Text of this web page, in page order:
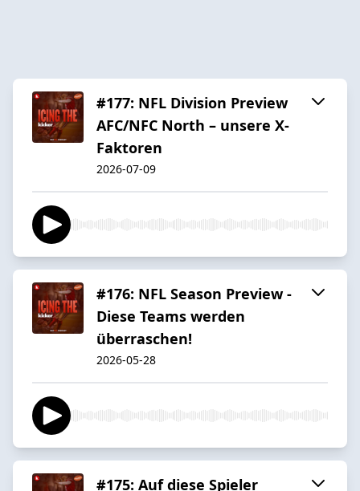
#177: NFL Division Preview
AFC/NFC North – unsere X-
Faktoren
2026-07-09
#176: NFL Season Preview -
Diese Teams werden
überraschen!
2026-05-28
#175: Auf diese Spieler